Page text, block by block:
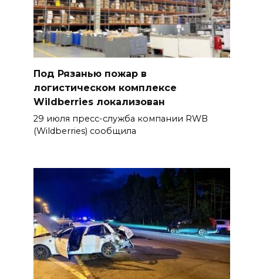
Под Рязанью пожар в
логистическом комплексе
Wildberries локализован
29 июля пресс-служба компании RWB
(Wildberries) сообщила